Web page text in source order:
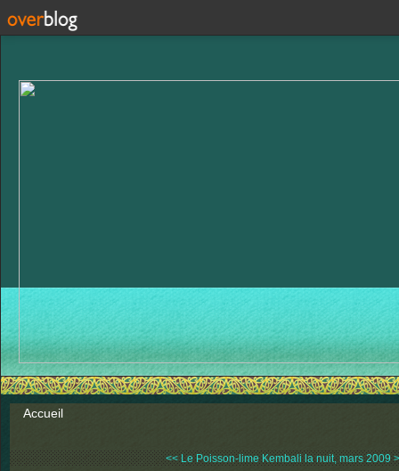
Accueil
<< Le Poisson-lime Kembali la nuit, mars 2009